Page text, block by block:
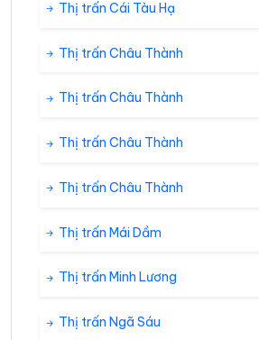
Thị trấn Cái Tàu Hạ
Thị trấn Châu Thành
Thị trấn Châu Thành
Thị trấn Châu Thành
Thị trấn Châu Thành
Thị trấn Mái Dầm
Thị trấn Minh Lương
Thị trấn Ngã Sáu